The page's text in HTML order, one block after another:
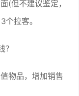
(但不建议鉴定，
拉客。
？
物品，增加销售